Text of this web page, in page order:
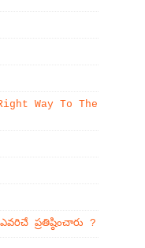
Way To The
ప్రతిష్ఠించారు ?